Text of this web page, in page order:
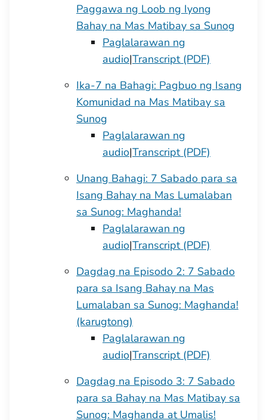
Paggawa ng Loob ng Iyong
Bahay na Mas Matibay sa Sunog
Paglalarawan ng
audio|Transcript (PDF)
Ika-7 na Bahagi: Pagbuo ng Isang
Komunidad na Mas Matibay sa
Sunog
Paglalarawan ng
audio|Transcript (PDF)
Unang Bahagi: 7 Sabado para sa
Isang Bahay na Mas Lumalaban
sa Sunog: Maghanda!
Paglalarawan ng
audio|Transcript (PDF)
Dagdag na Episodo 2: 7 Sabado
para sa Isang Bahay na Mas
Lumalaban sa Sunog: Maghanda!
(karugtong)
Paglalarawan ng
audio|Transcript (PDF)
Dagdag na Episodo 3: 7 Sabado
para sa Bahay na Mas Matibay sa
Sunog: Maghanda at Umalis!